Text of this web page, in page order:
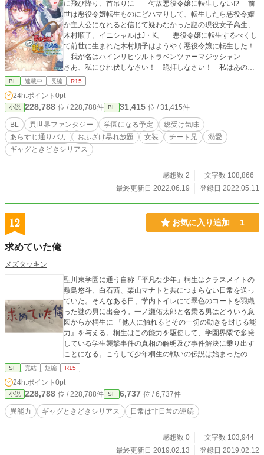
に飛び降り、首吊りに——何故悪役令嬢に転生しない!? 前
世は悪役令嬢転生ものにどハマりして、転生したら悪役令嬢
か主人公になれると信じて疑わなかった謎の現役女子高生、
木村順子。イニシャルはJ・K。 悪役令嬢に転生するべくし
て前世に生まれた木村順子はようやく悪役令嬢に転生した！
我が名はハインリヒウルトラベンツァーマジッシャン――
さあ、私にひれ伏しなさい！ 跪拝しなさい！ 私はあの神
に選ばれた悪役令嬢ですことよ！ ――悪役令嬢に転生した
れよおおあれよそれよとちやほやされて――世界征服まであ
と一歩！ 悪役令嬢素晴らしい！ なんて素晴らしい転生な
んだ！ ひゃっほう！ 『――あらすじくらいちゃんと言えな
いのかッ!!』 ――はっ、この声は！ 「悪魔め！ また現れ
たな！ 塩おにぎり！」 『ありがとう。――じゃなくて！
しっかり紹介してくれ！』 「私は悪役令嬢ウルトラテクニカ
せよ崇め奉り給え！」 『引っ込め。俺が紹介する』パチン
「指パチン狡い！」消滅 前世は悪役令嬢か主人公に転生し
迦なことを抜かして窓から飛び下りたり庭の木で首吊りする
ことが日常茶飯事の問題児。 やがて俺の可愛い弟となり俺
だけの世界で俺だけと一生暮らし俺のお嫁さんになって俺を
けの可愛い弟と永遠にフォーリンLOVe――「出来てないじゃ
ないかこの悪魔め！」 『――んなッ!? い、いたのか、い
や、違うって、今のは冗談だって』 「膝が笑っているぞ」
『神は常に微笑むものでーす』 「うぬぅっ、何が微笑むだ悪
魔め！ いいから早く俺が悪役令嬢になる話だと説明しろ！
混乱しているではないか！」 『いや無理だから、諦め
て。』 「くそっ！ こうなったら、やはり自分の力で転生す
るしかない！ よし、もう1回飛び降りてみよう」 『やめろ
っつってんだろ！』 続きは本編で。 『オイやめろ、此処か
BL 連載中 長編 R15
24h.ポイント 0pt
小説 228,788 位 / 228,788件 BL 31,415 位 / 31,415件
BL 異世界ファンタジー 学園になる予定
総受け気味
あらすじ通りバカ
おふざけ暴れ放題 女装 チート兄
溺愛
ギャグときどきシリアス
感想数 2
文字数 108,866
最終更新日 2022.06.19
登録日 2022.05.11
12 お気に入り追加 1
求めていた俺
メズタッキン
聖川東学園に通う自称「平凡な少年」桐生はクラスメイトの
敷島悠斗、白石茜、栗山マナトと共につまらない日常を送っ
ていた。そんなある日、学内トイレにて翠色のコートを羽織
った謎の男に出会う。一ノ瀬佑太郎と名乗る男はどういう意
図からか桐生に 『他人に触れるとその一切の動きを封じる能
力』を与える。桐生はこの能力を駆使して、学園界隈で多発
している学生襲撃事件の真相の解明及び事件解決に乗り出す
ことになる。こうして少年桐生の戦いの伝説は始まったの
だ。
SF 完結 短編 R15
24h.ポイント 0pt
小説 228,788 位 / 228,788件 SF 6,737 位 / 6,737件
異能力 ギャグときどきシリアス 日常は非日常の連続
感想数 0
文字数 103,944
最終更新日 2019.02.13
登録日 2019.02.12